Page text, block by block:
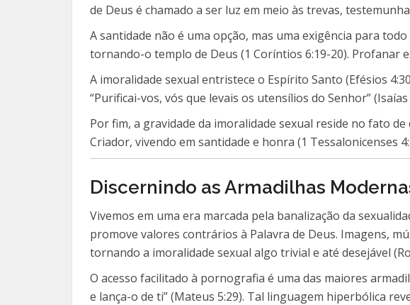
de Deus é chamado a ser luz em meio às trevas,
A santidade não é uma opção, mas uma exigência para
tornando-o templo de Deus (1 Coríntios 6:19-20). Profanar
A imoralidade sexual entristece o Espírito Santo (Efésios
“Purificai-vos, vós que levais os utensílios do Senhor” (Isaías
Por fim, a gravidade da imoralidade sexual reside no fato
Criador, vivendo em santidade e honra (1 Tessalonicenses
Discernindo as Armadilhas
Vivemos em uma era marcada pela banalização da
promove valores contrários à Palavra de Deus. Imagens,
tornando a imoralidade sexual algo trivial e até desejável
O acesso facilitado à pornografia é uma das maiores
e lança-o de ti” (Mateus 5:29). Tal linguagem hiperbólica